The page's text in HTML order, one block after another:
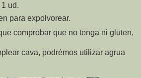
ud.
para expolvorear.
comprobar que no tenga ni gluten,
cava, podrémos utilizar agrua